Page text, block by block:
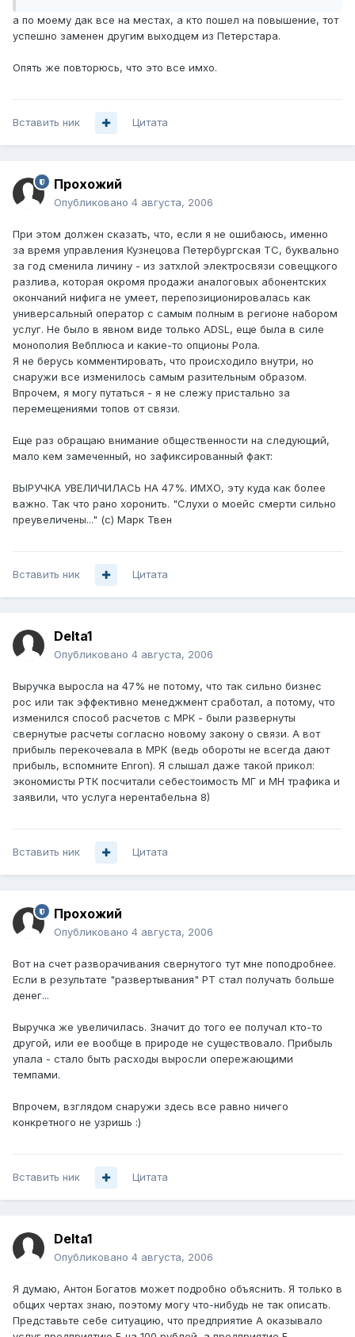
а по моему дак все на местах, а кто пошел на повышение, тот
успешно заменен другим выходцем из Петерстара.
Опять же повторюсь, что это все имхо.
Вставить ник Цитата
Прохожий
Опубликовано 4 августа, 2006
При этом должен сказать, что, если я не ошибаюсь, именно
за время управления Кузнецова Петербургская ТС, буквально
за год сменила личину - из затхлой электросвязи совеццкого
разлива, которая окромя продажи аналоговых абонентских
окончаний нифига не умеет, перепозиционировалась как
универсальный оператор с самым полным в регионе набором
услуг. Не было в явном виде только ADSL, еще была в силе
монополия Вебплюса и какие-то опционы Рола.
Я не берусь комментировать, что происходило внутри, но
снаружи все изменилось самым разительным образом.
Впрочем, я могу путаться - я не слежу пристально за
перемещениями топов от связи.
Еще раз обращаю внимание общественности на следующий,
мало кем замеченный, но зафиксированный факт:
ВЫРУЧКА УВЕЛИЧИЛАСЬ НА 47%. ИМХО, эту куда как более
важно. Так что рано хоронить. "Слухи о моейс смерти сильно
преувеличены..." (с) Марк Твен
Вставить ник Цитата
Delta1
Опубликовано 4 августа, 2006
Выручка выросла на 47% не потому, что так сильно бизнес
рос или так эффективно менеджмент сработал, а потому, что
изменился способ расчетов с МРК - были развернуты
свернутые расчеты согласно новому закону о связи. А вот
прибыль перекочевала в МРК (ведь обороты не всегда дают
прибыль, вспомните Enron). Я слышал даже такой прикол:
экономисты РТК посчитали себестоимость МГ и МН трафика и
заявили, что услуга нерентабельна 8)
Вставить ник Цитата
Прохожий
Опубликовано 4 августа, 2006
Вот на счет разворачивания свернутого тут мне поподробнее.
Если в результате "развертывания" РТ стал получать больше
денег...
Выручка же увеличилась. Значит до того ее получал кто-то
другой, или ее вообще в природе не существовало. Прибыль
упала - стало быть расходы выросли опережающими
темпами.
Впрочем, взглядом снаружи здесь все равно ничего
конкретного не узришь :)
Вставить ник Цитата
Delta1
Опубликовано 4 августа, 2006
Я думаю, Антон Богатов может подробно объяснить. Я только в
общих чертах знаю, поэтому могу что-нибудь не так описать.
Представьте себе ситуацию, что предприятие А оказывало